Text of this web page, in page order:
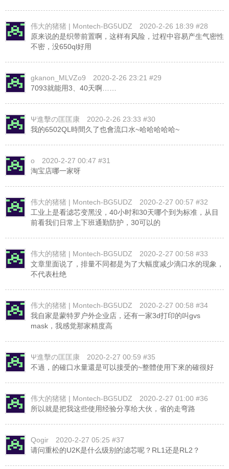
伟大的猪猪 | Montech-BG5UDZ
2020-2-26 18:39 #28
原来说的是织带前置啊，这样有风险，过程中容易产生气密性
不密，没650ql好用
gkanon_MLVZo9
2020-2-26 23:21 #29
7093就能用3、40天啊……
Ψ進擊の匡匡康
2020-2-26 23:33 #30
我的6502QL時間久了也會流口水~哈哈哈哈哈~
o
2020-2-27 00:47 #31
淘宝店哪一家呀
伟大的猪猪 | Montech-BG5UDZ
2020-2-27 00:57 #32
工业上是看滤芯变黑没，40小时和30天哪个到为标准，从目
前看我们日常上下班通勤防护，30可以的
伟大的猪猪 | Montech-BG5UDZ
2020-2-27 00:58 #33
文章里面说了，排量不同都是为了大幅度减少滴口水的现象，
不代表杜绝
伟大的猪猪 | Montech-BG5UDZ
2020-2-27 00:58 #34
我自家是蒙特罗户外企业店，还有一家3d打印的叫gvs
mask，我感觉那家精度高
Ψ進擊の匡匡康
2020-2-27 00:59 #35
不過，的確口水量還是可以接受的~整體使用下來的確很好
伟大的猪猪 | Montech-BG5UDZ
2020-2-27 01:00 #36
所以就是把我这些使用经验分享给大伙，省的走弯路
Qogir
2020-2-27 05:25 #37
请问重松的U2K是什么级别的滤芯呢？RL1还是RL2？